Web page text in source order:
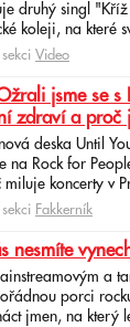
druhý singl
koleji, na které
Video
jsme se
zdraví a proč
deska Until
na Rock for
koncerty v
Fakkerník
nesmíte
a
porci
jmen, na který